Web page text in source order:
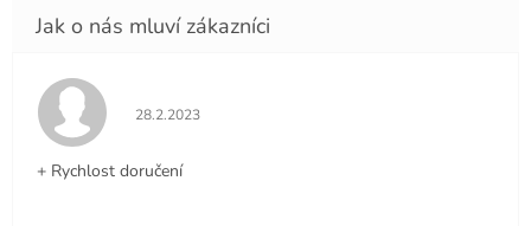
Hodnocení obchodu je 5 z 5 hvězdiček.
28.2.2023
+ Rychlost doručení